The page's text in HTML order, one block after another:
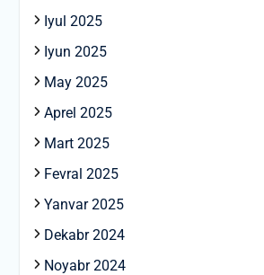
Iyul 2025
Iyun 2025
May 2025
Aprel 2025
Mart 2025
Fevral 2025
Yanvar 2025
Dekabr 2024
Noyabr 2024